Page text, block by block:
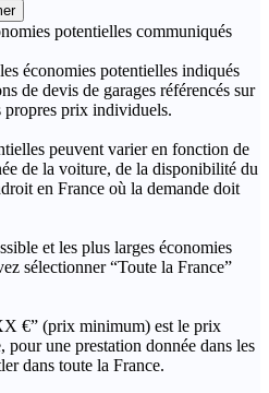
potentielles communiqués
économies potentielles indiqués
de devis de garages référencés sur
propres prix individuels.
peuvent varier en fonction de
de la voiture, de la disponibilité du
en France où la demande doit
et les plus larges économies
sélectionner “Toute la France”
€” (prix minimum) est le prix
une prestation donnée dans les
dans toute la France.